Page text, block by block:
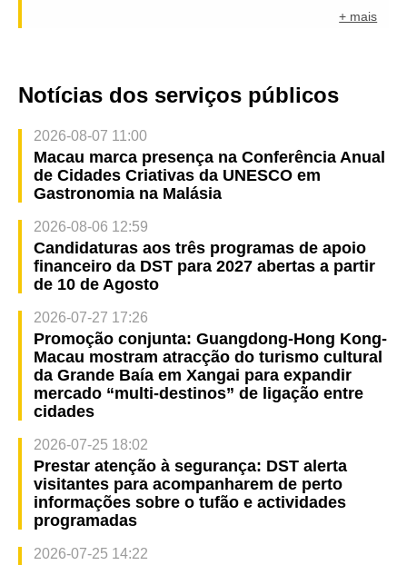
+ mais
Notícias dos serviços públicos
2026-08-07 11:00
Macau marca presença na Conferência Anual
de Cidades Criativas da UNESCO em
Gastronomia na Malásia
2026-08-06 12:59
Candidaturas aos três programas de apoio
financeiro da DST para 2027 abertas a partir
de 10 de Agosto
2026-07-27 17:26
Promoção conjunta: Guangdong-Hong Kong-
Macau mostram atracção do turismo cultural
da Grande Baía em Xangai para expandir
mercado “multi-destinos” de ligação entre
cidades
2026-07-25 18:02
Prestar atenção à segurança: DST alerta
visitantes para acompanharem de perto
informações sobre o tufão e actividades
programadas
2026-07-25 14:22